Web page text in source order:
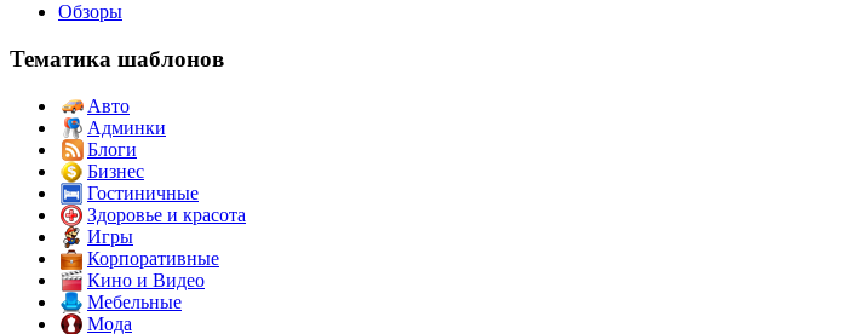
Обзоры
Тематика шаблонов
Авто
Админки
Блоги
Бизнес
Гостиничные
Здоровье и красота
Игры
Корпоративные
Кино и Видео
Мебельные
Мода